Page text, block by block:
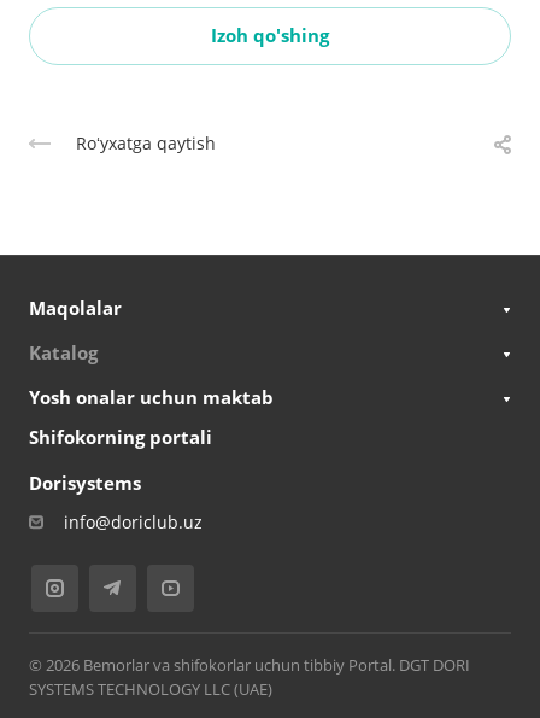
Izoh qo'shing
Roʻyxatga qaytish
Maqolalar
Katalog
Yosh onalar uchun maktab
Shifokorning portali
Dorisystems
info@doriclub.uz
© 2026 Bemorlar va shifokorlar uchun tibbiy Portal. DGT DORI
SYSTEMS TECHNOLOGY LLC (UAE)